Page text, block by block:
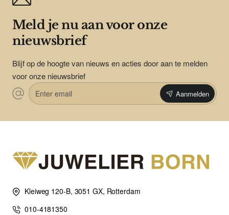
Meld je nu aan voor onze
nieuwsbrief
Blijf op de hoogte van nieuws en acties door aan te melden
voor onze nieuwsbrief
Enter
email
Aanmelden
Kleiweg 120-B, 3051 GX, Rotterdam
010-4181350